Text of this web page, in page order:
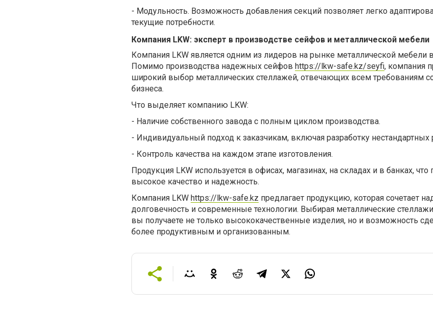
- Модульность. Возможность добавления секций позволяет легко
текущие потребности.
Компания LKW: эксперт в производстве сейфов и металлической мебели
Компания LKW является одним из лидеров на рынке металлической мебели в
Помимо производства надежных сейфов https://lkw-safe.kz/seyfi, компания
широкий выбор металлических стеллажей, отвечающих всем требованиям
бизнеса.
Что выделяет компанию LKW:
- Наличие собственного завода с полным циклом производства.
- Индивидуальный подход к заказчикам, включая разработку
- Контроль качества на каждом этапе изготовления.
Продукция LKW используется в офисах, магазинах, на складах и в банках,
высокое качество и надежность.
Компания LKW https://lkw-safe.kz предлагает продукцию, которая сочетает
долговечность и современные технологии. Выбирая металлические
вы получаете не только высококачественные изделия, но и возможность
более продуктивным и организованным.